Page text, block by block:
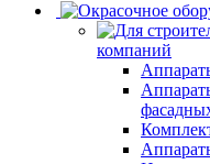
компаний